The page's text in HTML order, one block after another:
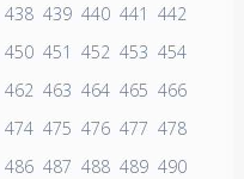
438 439 440 441 442
450 451 452 453 454
462 463 464 465 466
474 475 476 477 478
486 487 488 489 490